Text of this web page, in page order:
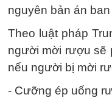
nguyên bản án
Theo luật pháp
người mời rượu sẽ
nếu người bị mời
- Cưỡng ép uống